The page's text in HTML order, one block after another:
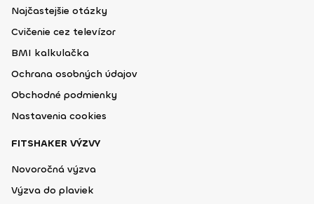
Najčastejšie otázky
Cvičenie cez televízor
BMI kalkulačka
Ochrana osobných údajov
Obchodné podmienky
Nastavenia cookies
FITSHAKER VÝZVY
Novoročná výzva
Výzva do plaviek